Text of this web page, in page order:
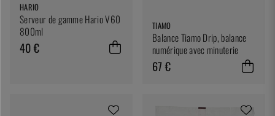
HARIO
Serveur de gamme Hario V60
800ml
40 €
TIAMO
Balance Tiamo Drip, balance
numérique avec minuterie
67 €